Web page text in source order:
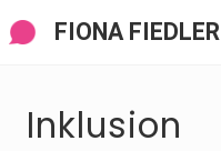
Menü
Zum
Inhalt
Zur
Seitenspalte
Zur
FußzeileFIONA FIEDLER
Inklusion